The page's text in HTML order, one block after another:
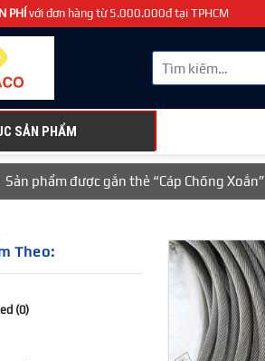
PHÍ với đơn hàng từ 5.000.000đ tại TPHCM
SẢN PHẨM
Sản phẩm được gắn thẻ “Cáp Chống Xoắn”
Theo:
(0)